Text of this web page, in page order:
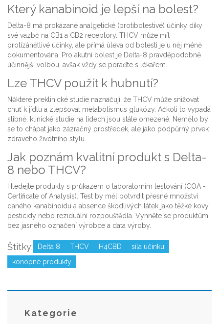
Který kanabinoid je lepší na bolest?
Delta-8 má prokázané analgetické (protibolestivé) účinky díky
své vazbě na CB1 a CB2 receptory. THCV může mít
protizánětlivé účinky, ale přímá úleva od bolesti je u něj méně
dokumentována. Pro akutní bolest je Delta-8 pravděpodobně
účinnější volbou, avšak vždy se poraďte s lékařem.
Lze THCV použít k hubnutí?
Některé preklinické studie naznačují, že THCV může snižovat
chuť k jídlu a zlepšovat metabolismus glukózy. Ačkoli to vypadá
slibně, klinické studie na lidech jsou stále omezené. Nemělo by
se to chápat jako zázračný prostředek, ale jako podpůrný prvek
zdravého životního stylu.
Jak poznám kvalitní produkt s Delta-
8 nebo THCV?
Hledejte produkty s průkazem o laboratorním testování (COA -
Certificate of Analysis). Test by měl potvrdit přesné množství
daného kanabinoidu a absence škodlivých látek jako těžké kovy,
pesticidy nebo reziduální rozpouštědla. Vyhněte se produktům
bez jasného označení výrobce a data výroby.
Štítky: Delta 8 THCV H4CBD
síla účinku
konopné produkty
Kategorie